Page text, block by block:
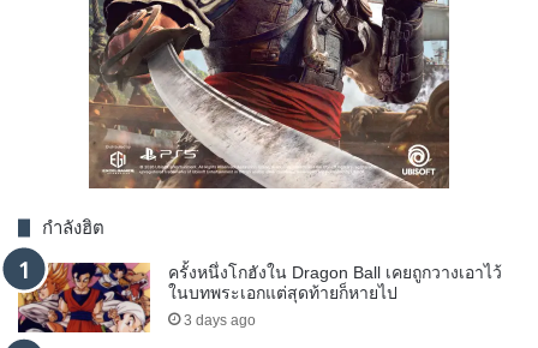
กำลังฮิต
ครั้งหนึ่งโกฮังใน Dragon Ball เคยถูกวางเอาไว้
ในบทพระเอกแต่สุดท้ายก็หายไป
3 days ago